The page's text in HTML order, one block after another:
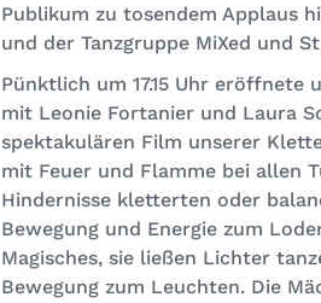
Publikum zu tosendem Applaus
und der Tanzgruppe MiXed und
Pünktlich um 17.15 Uhr
mit Leonie Fortanier und Laura
spektakulären Film unserer
mit Feuer und Flamme bei allen
Hindernisse kletterten oder
Bewegung und Energie zum
Magisches, sie ließen Lichter
Bewegung zum Leuchten. Die